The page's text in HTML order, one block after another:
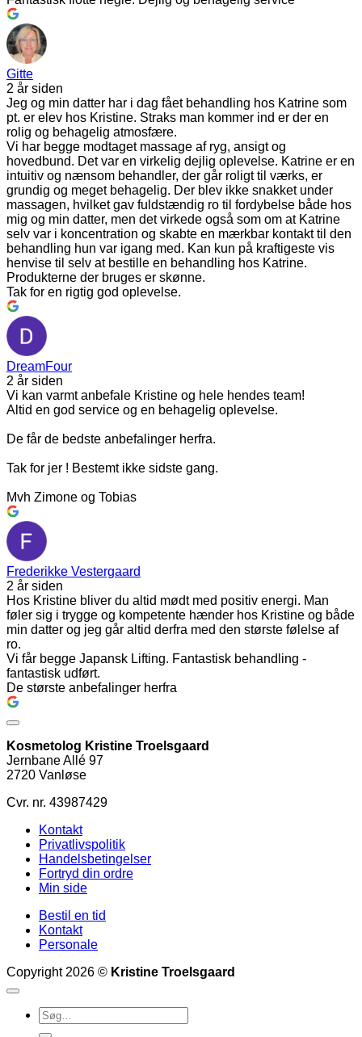
Gitte
2 år siden
Jeg og min datter har i dag fået behandling hos Katrine som
pt. er elev hos Kristine. Straks man kommer ind er der en
rolig og behagelig atmosfære.
Vi har begge modtaget massage af ryg, ansigt og
hovedbund. Det var en virkelig dejlig oplevelse. Katrine er en
intuitiv og nænsom behandler, der går roligt til værks, er
grundig og meget behagelig. Der blev ikke snakket under
massagen, hvilket gav fuldstændig ro til fordybelse både hos
mig og min datter, men det virkede også som om at Katrine
selv var i koncentration og skabte en mærkbar kontakt til den
behandling hun var igang med. Kan kun på kraftigeste vis
henvise til selv at bestille en behandling hos Katrine.
Produkterne der bruges er skønne.
Tak for en rigtig god oplevelse.
DreamFour
2 år siden
Vi kan varmt anbefale Kristine og hele hendes team!
Altid en god service og en behagelig oplevelse.
De får de bedste anbefalinger herfra.
Tak for jer ! Bestemt ikke sidste gang.
Mvh Zimone og Tobias
Frederikke Vestergaard
2 år siden
Hos Kristine bliver du altid mødt med positiv energi. Man
føler sig i trygge og kompetente hænder hos Kristine og både
min datter og jeg går altid derfra med den største følelse af
ro.
Vi får begge Japansk Lifting. Fantastisk behandling -
fantastisk udført.
De største anbefalinger herfra
Kosmetolog Kristine Troelsgaard
Jernbane Allé 97
2720 Vanløse
Cvr. nr. 43987429
Kontakt
Privatlivspolitik
Handelsbetingelser
Fortryd din ordre
Min side
Bestil en tid
Kontakt
Personale
Copyright 2026 © Kristine Troelsgaard
Søg
efter: